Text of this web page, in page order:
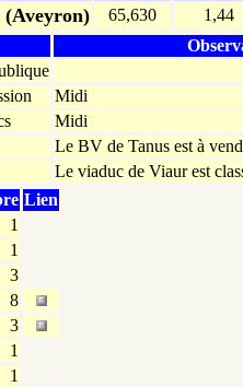
(Aveyron) 65,630
1,44
Midi
Midi
Le BV de Tanus est à
Le viaduc de Viaur est
Lien
1
1
3
8
3
1
1